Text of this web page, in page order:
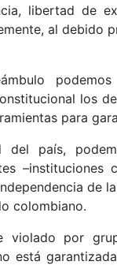
libertad de
al debido
los
para
país,
–instituciones
de
colombiano.
violado por
está